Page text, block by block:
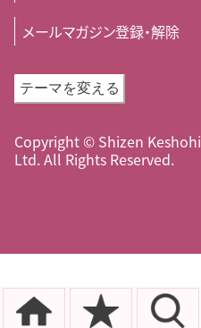
メールマガジン登録・解除
テーマを変える
Copyright © Shizen
Ltd. All Rights Reserved.